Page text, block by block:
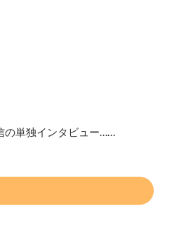
の単独インタビュー……